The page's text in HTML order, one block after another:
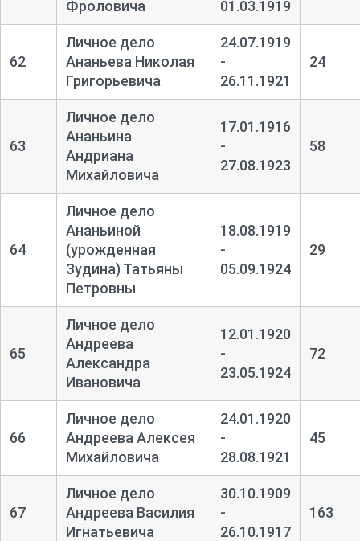
Фроловича 01.03.1919
62
Личное дело
Ананьева Николая
Григорьевича
24.07.1919
-
26.11.1921
24
63
Личное дело
Ананьина
Андриана
Михайловича
17.01.1916
-
27.08.1923
58
64
Личное дело
Ананьиной
(урожденная
Зудина) Татьяны
Петровны
18.08.1919
-
05.09.1924
29
65
Личное дело
Андреева
Александра
Ивановича
12.01.1920
-
23.05.1924
72
66
Личное дело
Андреева Алексея
Михайловича
24.01.1920
-
28.08.1921
45
67
Личное дело
Андреева Василия
Игнатьевича
30.10.1909
-
26.10.1917
163